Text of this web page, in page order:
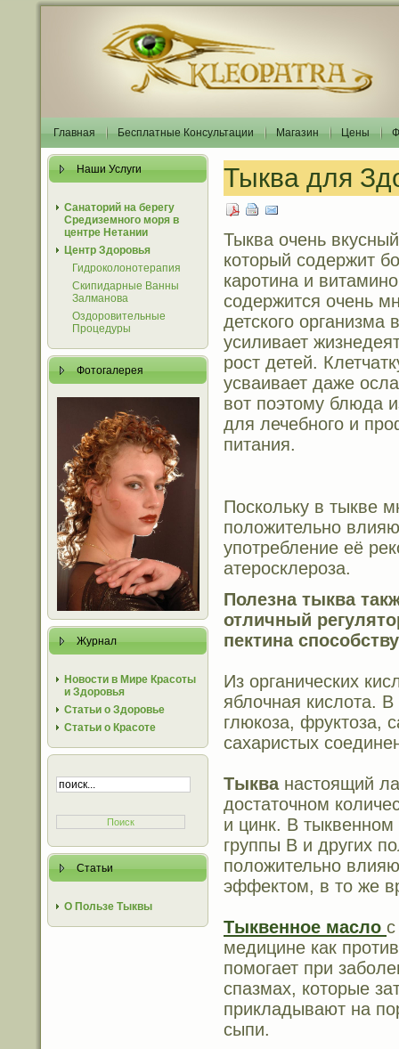
Главная Бесплатные Консультации Магазин Цены
Наши Услуги
Санаторий на берегу
Средиземного моря в
центре Нетании
Центр Здоровья
Гидроколонотерапия
Скипидарные Ванны
Залманова
Оздоровительные
Процедуры
Фотогалерея
Журнал
Новости в Мире Красоты
и Здоровья
Статьи о Здоровье
Статьи о Красоте
Статьи
О Пользе Тыквы
Тыква для
Тыква очень
который содержит
каротина и
содержится очень
детского организма
усиливает
рост детей.
усваивает даже
вот поэтому блюда
для лечебного и
питания.
Поскольку в тыкве
положительно
употребление её
атеросклероза.
Полезна тыква
отличный
пектина
Из органических
яблочная кислота.
глюкоза, фруктоза,
сахаристых
Тыкванастоящий
достаточном
и цинк. В
группы В и других
положительно
эффектом, в то же
Тыквенное масло
медицине как
помогает при
спазмах, которые
прикладывают на
сыпи.